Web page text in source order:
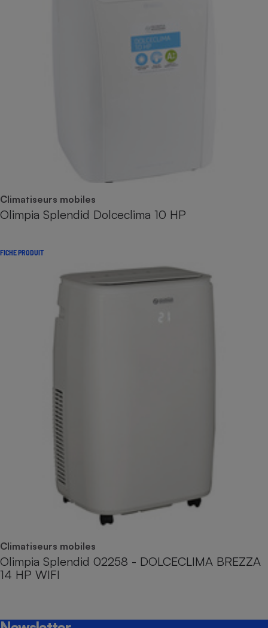
Climatiseurs mobiles
Olimpia Splendid Dolceclima 10 HP
FICHE PRODUIT
Climatiseurs mobiles
Olimpia Splendid 02258 - DOLCECLIMA BREZZA
14 HP WIFI